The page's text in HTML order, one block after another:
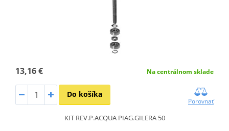
13,16 € Na centrálnom sklade
Do košíka
Porovnať
KIT REV.P.ACQUA PIAG.GILERA 50